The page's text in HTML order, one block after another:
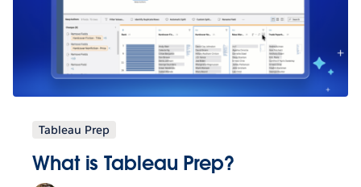
Tableau Prep
What is Tableau Prep?